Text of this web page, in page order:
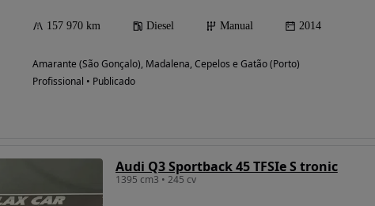
157 970 km Diesel Manual 2014
Amarante (São Gonçalo), Madalena, Cepelos e Gatão (Porto)
Profissional • Publicado
Audi Q3 Sportback 45 TFSIe S tronic
1395 cm3 • 245 cv